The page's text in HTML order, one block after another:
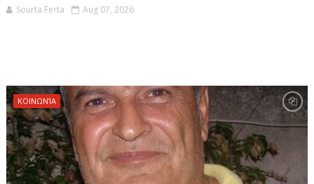
Sourta Ferta
Aug 07, 2026
ΚΟΙΝΩΝΊΑ